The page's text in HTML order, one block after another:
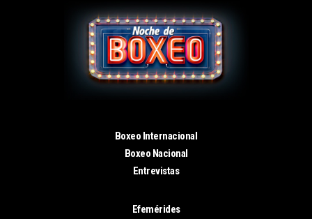
Boxeo Internacional
Boxeo Nacional
Entrevistas
Efemérides